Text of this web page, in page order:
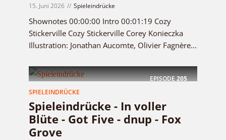
15. Juni 2026 Spieleindrücke
Shownotes 00:00:00 Intro 00:01:19 Cozy
Stickerville Cozy Stickerville Corey Konieczka
Illustration: Jonathan Aucomte, Olivier Fagnère...
EPISODE205
SPIELEINDRÜCKE
Spieleindrücke - In voller
Blüte - Got Five - dnup - Fox
Grove